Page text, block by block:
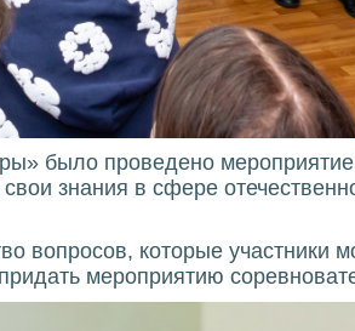
было проведено
знания в сфере
вопросов, которые участники
мероприятию